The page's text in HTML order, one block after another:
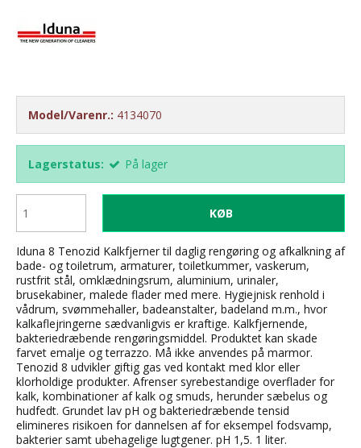
Model/Varenr.: 4134070
Lagerstatus: På lager
KØB
Iduna 8 Tenozid Kalkfjerner til daglig rengøring og afkalkning af
bade- og toiletrum, armaturer, toiletkummer, vaskerum,
rustfrit stål, omklædningsrum, aluminium, urinaler,
brusekabiner, malede flader med mere. Hygiejnisk renhold i
vådrum, svømmehaller, badeanstalter, badeland m.m., hvor
kalkaflejringerne sædvanligvis er kraftige. Kalkfjernende,
bakteriedræbende rengøringsmiddel. Produktet kan skade
farvet emalje og terrazzo. Må ikke anvendes på marmor.
Tenozid 8 udvikler giftig gas ved kontakt med klor eller
klorholdige produkter. Afrenser syrebestandige overflader for
kalk, kombinationer af kalk og smuds, herunder sæbelus og
hudfedt. Grundet lav pH og bakteriedræbende tensid
elimineres risikoen for dannelsen af for eksempel fodsvamp,
bakterier samt ubehagelige lugtgener. pH 1,5. 1 liter.